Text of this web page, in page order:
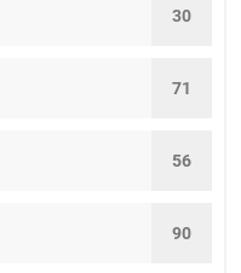
30
71
56
90